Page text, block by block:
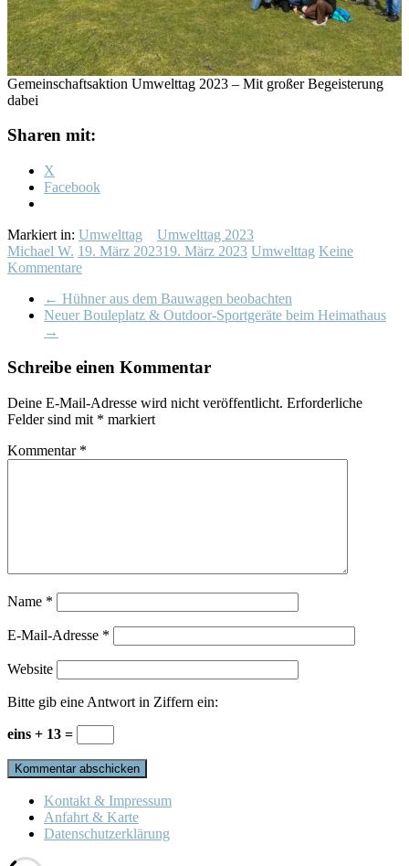
Gemeinschaftsaktion Umwelttag 2023 – Mit großer Begeisterung
dabei
Sharen mit:
X
Facebook
Markiert in: Umwelttag
Umwelttag 2023
Michael W. 19. März 202319. März 2023 Umwelttag Keine
Kommentare
← Hühner aus dem Bauwagen beobachten
Neuer Bouleplatz & Outdoor-Sportgeräte beim Heimathaus
→
Schreibe einen Kommentar
Deine E-Mail-Adresse wird nicht veröffentlicht. Erforderliche
Felder sind mit * markiert
Kommentar *
Name *
E-Mail-Adresse *
Website
Bitte gib eine Antwort in Ziffern ein:
eins + 13 =
Kontakt & Impressum
Anfahrt & Karte
Datenschutzerklärung